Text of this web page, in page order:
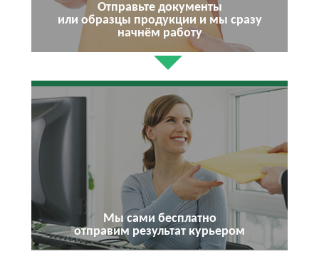
Отправьте документы
или образцы продукции и мы сразу
начнём работу
Мы сами бесплатно
отправим результат курьером